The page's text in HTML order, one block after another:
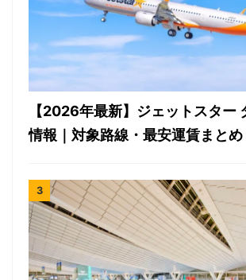
【2026年最新】ジェットスター
情報｜対象路線・最安運賃まとめ